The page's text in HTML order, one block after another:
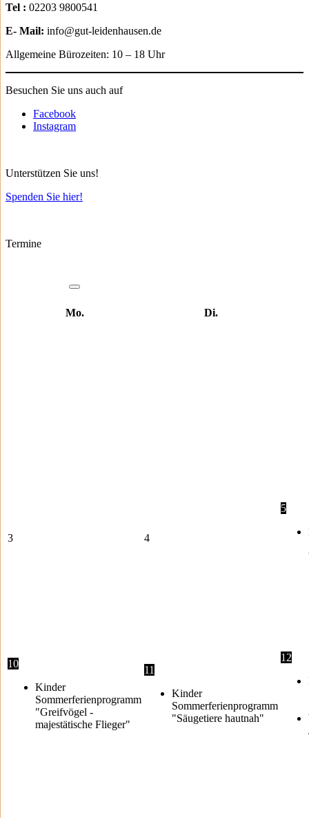
Tel : 02203 9800541
E- Mail: info@gut-leidenhausen.de
Allgemeine Bürozeiten: 10 – 18 Uhr
Besuchen Sie uns auch auf
Facebook
Instagram
Unterstützen Sie uns!
Spenden Sie hier!
Termine
Mo. Di.
3 4
5
10
Kinder
Sommerferienprogramm
"Greifvögel -
majestätische Flieger"
11
Kinder
Sommerferienprogramm
"Säugetiere hautnah"
12